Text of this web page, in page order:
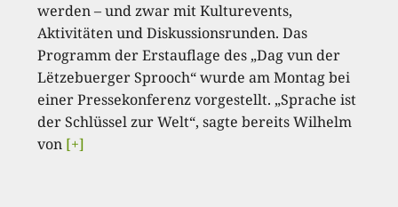
werden – und zwar mit Kulturevents,
Aktivitäten und Diskussionsrunden. Das
Programm der Erstauflage des „Dag vun der
Lëtzebuerger Sprooch“ wurde am Montag bei
einer Pressekonferenz vorgestellt. „Sprache ist
der Schlüssel zur Welt“, sagte bereits Wilhelm
von [+]